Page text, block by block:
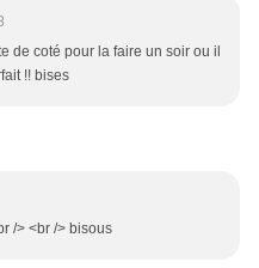
de coté pour la faire un soir ou il
!! bises
/> <br /> bisous